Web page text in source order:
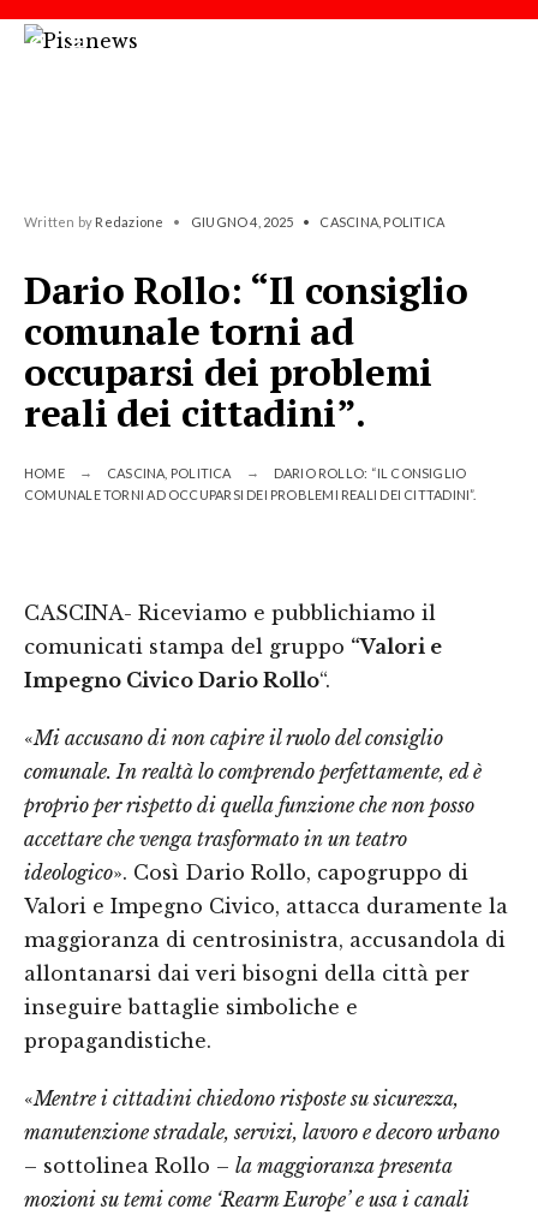
Written by Redazione • GIUGNO 4, 2025 • CASCINA, POLITICA
Dario Rollo: “Il consiglio
comunale torni ad
occuparsi dei problemi
reali dei cittadini”.
HOME CASCINA POLITICA
DARIO ROLLO: “IL CONSIGLIO
COMUNALE TORNI AD OCCUPARSI DEI PROBLEMI REALI DEI CITTADINI”.
CASCINA- Riceviamo e pubblichiamo il
comunicati stampa del gruppo “Valori e
Impegno Civico Dario Rollo“.
«Mi accusano di non capire il ruolo del consiglio
comunale. In realtà lo comprendo perfettamente, ed è
proprio per rispetto di quella funzione che non posso
accettare che venga trasformato in un teatro
ideologico». Così Dario Rollo, capogruppo di
Valori e Impegno Civico, attacca duramente la
maggioranza di centrosinistra, accusandola di
allontanarsi dai veri bisogni della città per
inseguire battaglie simboliche e
propagandistiche.
«Mentre i cittadini chiedono risposte su sicurezza,
manutenzione stradale, servizi, lavoro e decoro urbano
– sottolinea Rollo – la maggioranza presenta
mozioni su temi come ‘Rearm Europe’ e usa i canali